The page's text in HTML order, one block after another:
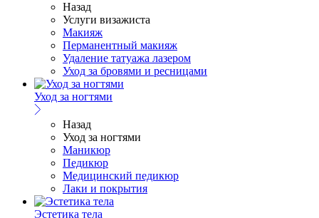
Назад
Услуги визажиста
Макияж
Перманентный макияж
Удаление татуажа лазером
Уход за бровями и ресницами
Уход за ногтями
Назад
Уход за ногтями
Маникюр
Педикюр
Медицинский педикюр
Лаки и покрытия
Эстетика тела